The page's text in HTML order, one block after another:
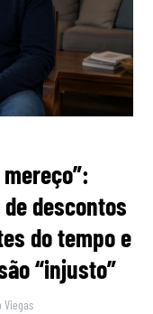
descontos
do tempo e
“injusto”
Viegas